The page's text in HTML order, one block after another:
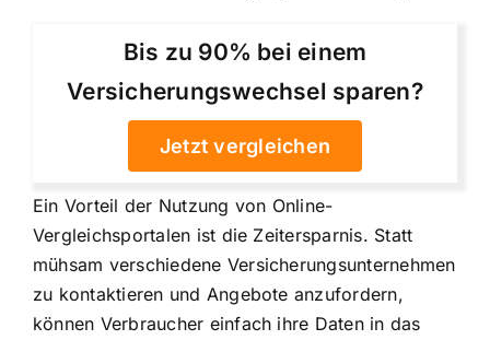
Bis zu 90% bei einem
Versicherungswechsel sparen?
Jetzt vergleichen
Ein Vorteil der Nutzung von Online-
Vergleichsportalen ist die Zeitersparnis. Statt
mühsam verschiedene Versicherungsunternehmen
zu kontaktieren und Angebote anzufordern,
können Verbraucher einfach ihre Daten in das